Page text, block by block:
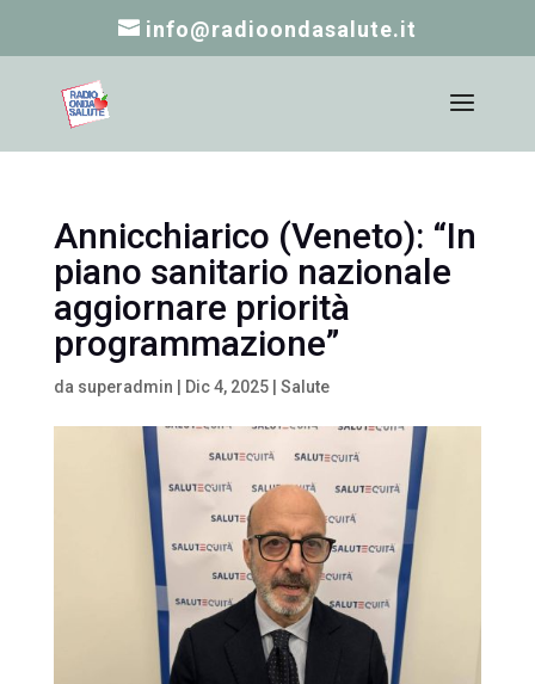
info@radioondasalute.it
Annicchiarico (Veneto): “In
piano sanitario nazionale
aggiornare priorità
programmazione”
da superadmin Dic 4, 2025| Salute